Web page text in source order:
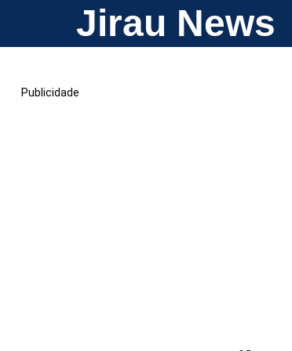
Jirau News
Publicidade